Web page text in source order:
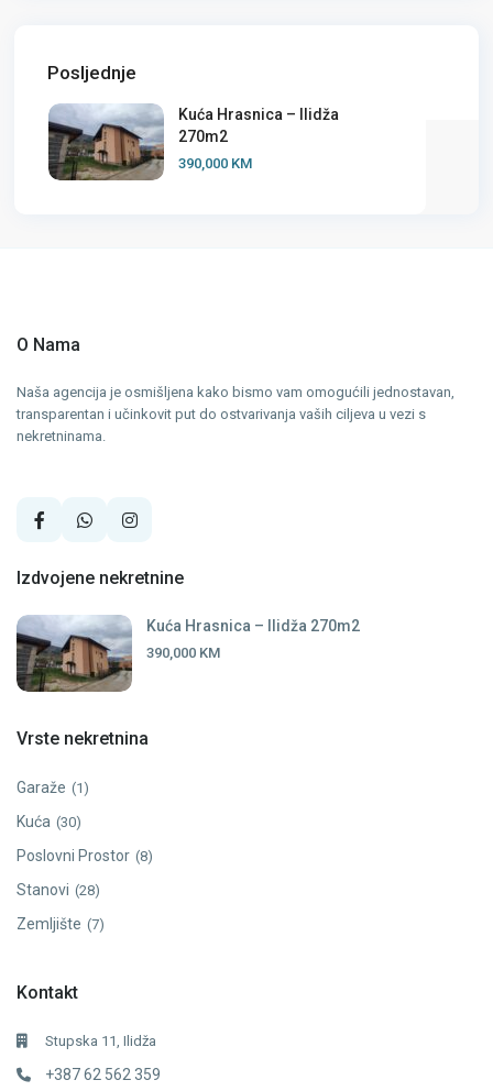
Posljednje
Kuća Hrasnica – Ilidža
270m2
390,000 KM
O Nama
Naša agencija je osmišljena kako bismo vam omogućili jednostavan,
transparentan i učinkovit put do ostvarivanja vaših ciljeva u vezi s
nekretninama.
Izdvojene nekretnine
Kuća Hrasnica – Ilidža 270m2
390,000 KM
Vrste nekretnina
Garaže (1)
Kuća (30)
Poslovni Prostor (8)
Stanovi (28)
Zemljište (7)
Kontakt
Stupska 11, Ilidža
+387 62 562 359